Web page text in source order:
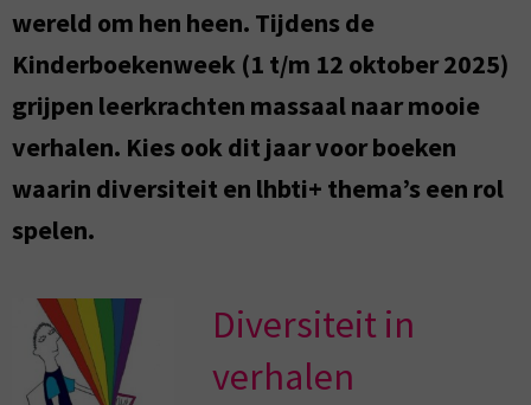
wereld om hen heen. Tijdens de
Kinderboekenweek (1 t/m 12 oktober 2025)
grijpen leerkrachten massaal naar mooie
verhalen. Kies ook dit jaar voor boeken
waarin diversiteit en lhbti+ thema’s een rol
spelen.
Diversiteit in
verhalen